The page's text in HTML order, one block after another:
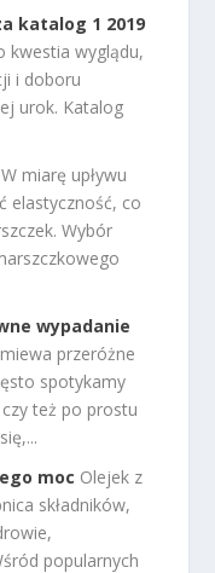
katalog 1 2019
kwestia wyglądu,
i doboru
urok. Katalog
W miarę upływu
elastyczność, co
Wybór
wypadanie
przeróżne
spotykamy
też po prostu
moc Olejek z
składników,
popularnych